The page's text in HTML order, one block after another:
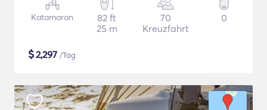
Katamaran
82 ft
25 m
70
Kreuzfahrt
0
$2,297 /Tag